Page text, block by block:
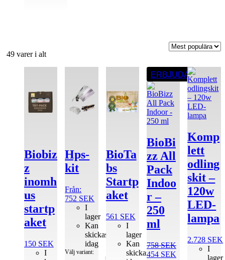
49 varer i altSortera
Biobiz
z
inomh
us
startp
aket
150 SEK
I
Hps-
kit
Från:
752 SEK
I
lager
Kan
skickas
idag
Välj variant:
produkten
har
flera
varianter.
kan
väljas
på
BioTa
bs
Startp
aket
561 SEK
I
lager
Kan
skickas
ERBJUDANDE
BioBi
zz All
Pack
Indoo
r –
250
ml
758SEK
Det
454 SEKDet
Komp
lett
odling
skit –
120w
LED-
lampa
2.728 SEK
I
lager